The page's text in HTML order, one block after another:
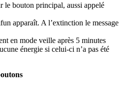
le bouton principal, aussi appelé
apparaît. A l’extinction le message
en mode veille après 5 minutes
énergie si celui-ci n’a pas été